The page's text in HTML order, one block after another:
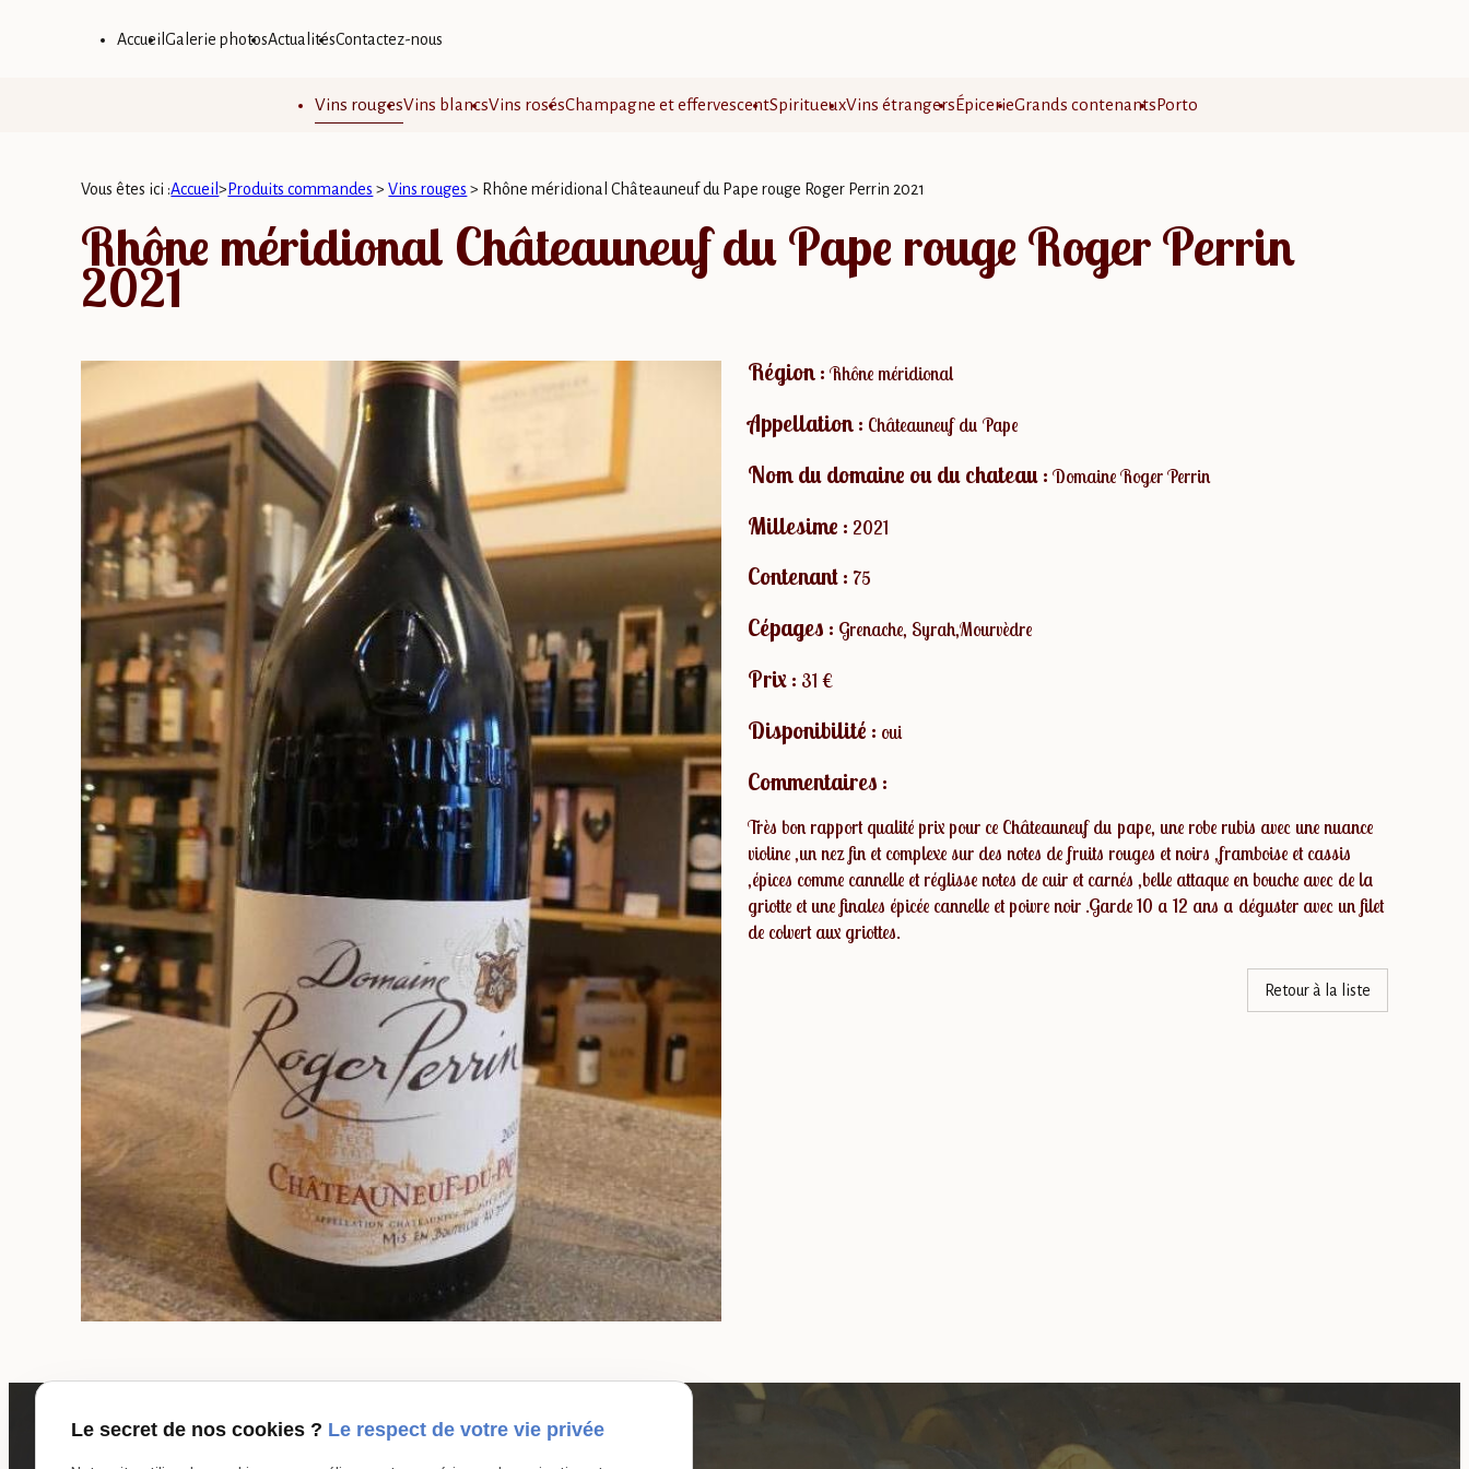
AccueilGalerie photosActualitésContactez-nous
Vins rougesVins blancsVins rosésChampagne et effervescentSpiritueuxVins étrangersÉpicerieGrands contenantsPorto
Vous êtes ici :Accueil> Produits commandes >Vins rouges > Rhône méridional Châteauneuf du Pape rouge Roger Perrin 2021
Rhône méridional Châteauneuf du Pape rouge Roger Perrin
2021
Région : Rhône méridional
Appellation : Châteauneuf du Pape
Nom du domaine ou du chateau : Domaine Roger Perrin
Millesime : 2021
Contenant : 75
Cépages : Grenache, Syrah,Mourvèdre
Prix : 31 €
Disponibilité : oui
Commentaires :
Très bon rapport qualité prix pour ce Châteauneuf du pape, une robe rubis avec une nuance
violine ,un nez fin et complexe sur des notes de fruits rouges et noirs ,framboise et cassis
,épices comme cannelle et réglisse notes de cuir et carnés ,belle attaque en bouche avec de la
griotte et une finales épicée cannelle et poivre noir .Garde 10 a 12 ans a déguster avec un filet
de colvert aux griottes.
Retour à la liste
Le secret de nos cookies ? Le respect de votre vie privée